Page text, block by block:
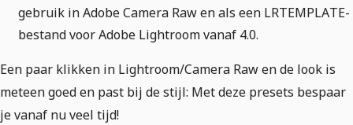
gebruik in Adobe Camera Raw en als een LRTEMPLATE-
bestand voor Adobe Lightroom vanaf 4.0.
Een paar klikken in Lightroom/Camera Raw en de look is
meteen goed en past bij de stijl: Met deze presets bespaar
je vanaf nu veel tijd!